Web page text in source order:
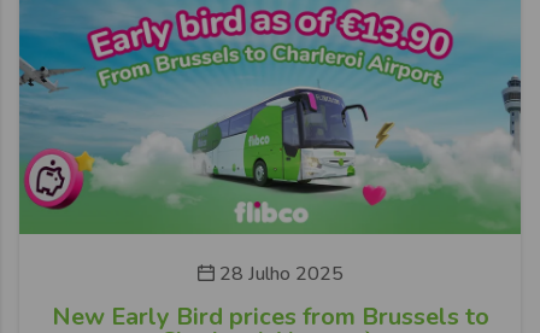
28 Julho 2025
New Early Bird prices from Brussels to